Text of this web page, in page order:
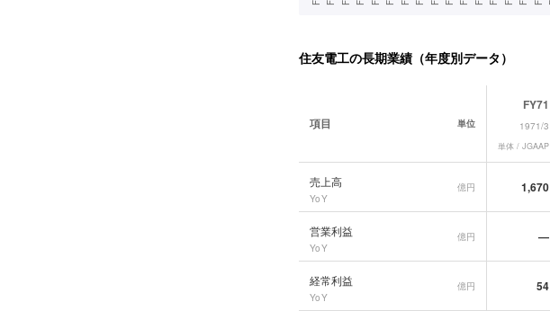
住友電工の長期業績（年度別データ）
項目 単位
FY71
1971/3
単体 / JGAAP
売上高
YoY
億円 1,670
営業利益
YoY
億円 —
経常利益
YoY
億円 54